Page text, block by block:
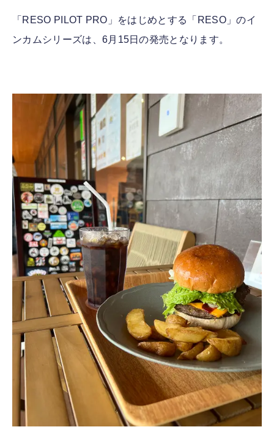
「RESO PILOT PRO」をはじめとする「RESO」のイ
ンカムシリーズは、6月15日の発売となります。